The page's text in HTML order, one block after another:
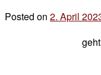
Posted on 2. April